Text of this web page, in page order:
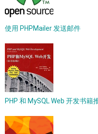
使用 PHPMailer 发送邮件
PHP 和 MySQL Web 开发书籍